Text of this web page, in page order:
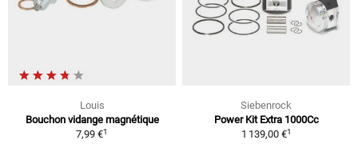
Louis
Bouchon vidange magnétique
7,99 €1
Siebenrock
Power Kit Extra 1000Cc
1 139,00 €1